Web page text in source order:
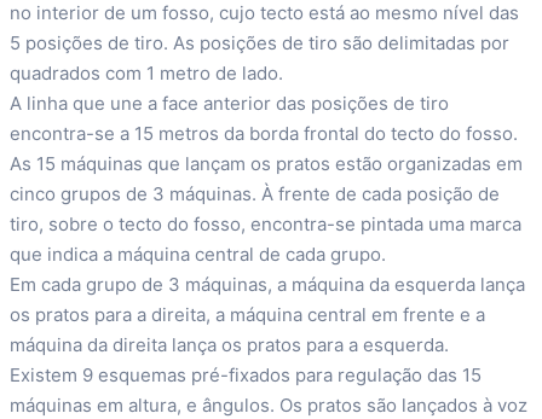
no interior de um fosso, cujo tecto está ao mesmo nível das
5 posições de tiro. As posições de tiro são delimitadas por
quadrados com 1 metro de lado.
A linha que une a face anterior das posições de tiro
encontra-se a 15 metros da borda frontal do tecto do fosso.
As 15 máquinas que lançam os pratos estão organizadas em
cinco grupos de 3 máquinas. À frente de cada posição de
tiro, sobre o tecto do fosso, encontra-se pintada uma marca
que indica a máquina central de cada grupo.
Em cada grupo de 3 máquinas, a máquina da esquerda lança
os pratos para a direita, a máquina central em frente e a
máquina da direita lança os pratos para a esquerda.
Existem 9 esquemas pré-fixados para regulação das 15
máquinas em altura, e ângulos. Os pratos são lançados à voz